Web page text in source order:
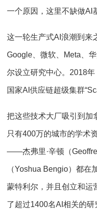
一个原因，这里不缺做AI
这一轮生产式AI浪潮到来
Google、微软、Meta、
尔设立研究中心。2018
国家AI供应链超级集群
把这些技术大厂吸引到加
只有400万的城市的学术
——杰弗里·辛顿（
（Yoshua Bengio）都在
蒙特利尔，并且创立和运
了超过1400名AI相关的